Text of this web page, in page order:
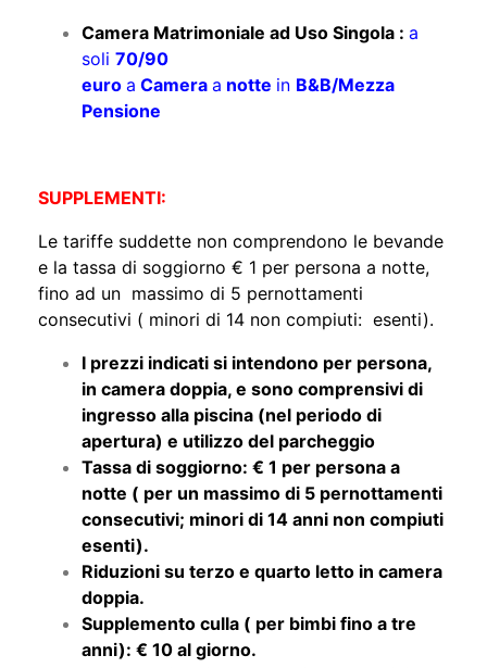
soli70/90
euro aCamera
Pensione
e la tassa di soggiorno € 1 per persona a notte,
fino ad un massimo di 5 pernottamenti
consecutivi ( minori di 14 non compiuti: esenti).
in camera doppia, e sono comprensivi di
ingresso alla piscina (nel periodo di
apertura) e utilizzo del parcheggio
Tassa di soggiorno: € 1 per persona a
notte ( per un massimo di 5 pernottamenti
consecutivi; minori di 14 anni non compiuti
esenti).
Riduzioni su terzo e quarto letto in camera
doppia.
Supplemento culla ( per bimbi fino a tre
anni): € 10 al giorno.
Camere climatizzate: orario del servizio